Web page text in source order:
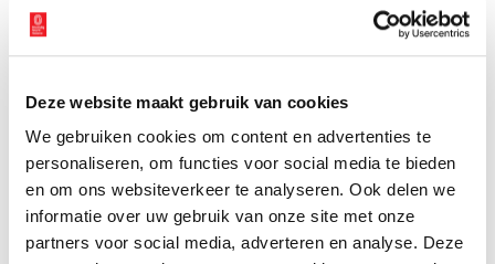
Deze website maakt gebruik van cookies
We gebruiken cookies om content en advertenties te
personaliseren, om functies voor social media te bieden
en om ons websiteverkeer te analyseren. Ook delen we
informatie over uw gebruik van onze site met onze
partners voor social media, adverteren en analyse. Deze
de permafrost speelde daarbij misschien ook een rol.